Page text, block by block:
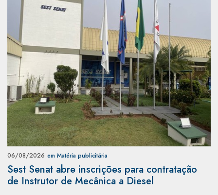
06/08/2026 em Matéria publicitária
Sest Senat abre inscrições para contratação
de Instrutor de Mecânica a Diesel